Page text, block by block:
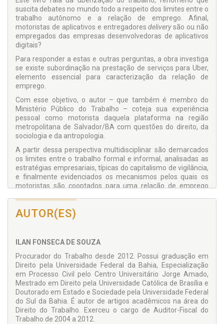
suscita debates no mundo todo a respeito dos limites entre o
trabalho autônomo e a relação de emprego. Afinal,
motoristas de aplicativos e entregadoresdeliverysão ou não
empregados das empresas desenvolvedoras de aplicativos
digitais?
Para responder a estas e outras perguntas, a obra investiga
se existe subordinação na prestação de serviços para Uber,
elemento essencial para caracterização da relação de
emprego.
Com esse objetivo, o autor – que também é membro do
Ministério Público do Trabalho – coteja sua experiência
pessoal como motorista daquela plataforma na região
metropolitana de Salvador/BA com questões do direito, da
sociologia e da antropologia.
A partir dessa perspectiva multidisciplinar são demarcados
os limites entre o trabalho formal e informal, analisadas as
estratégias empresariais, típicas do capitalismo de vigilância,
e finalmente evidenciados os mecanismos pelos quais os
motoristas são cooptados para uma relação de emprego
Assim, o livro demonstra como a Uber faz uso sistemático da
tecnologia para estruturar um modelo de subordinação sob
como típica relação de emprego.
AUTOR(ES)
ILAN FONSECA DE SOUZA
Procurador do Trabalho desde 2012. Possui graduação em
Direito pela Universidade Federal da Bahia, Especialização
em Processo Civil pelo Centro Universitário Jorge Amado,
Mestrado em Direito pela Universidade Católica de Brasília e
Doutorado em Estado e Sociedade pela Universidade Federal
do Sul da Bahia. É autor de artigos acadêmicos na área do
Direito do Trabalho. Exerceu o cargo de Auditor-Fiscal do
Trabalho de 2004 a 2012.